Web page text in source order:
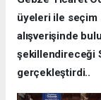
üyeleri ile seçim
alışverişinde
şekillendireceği
gerçekleştirdi..